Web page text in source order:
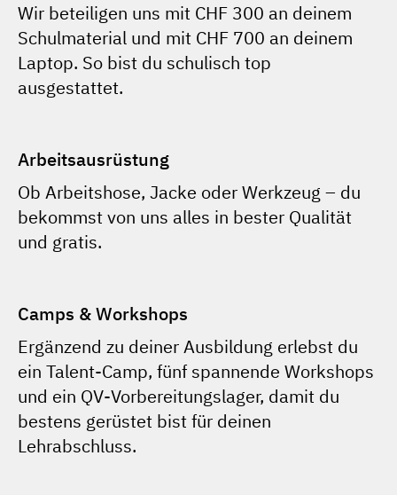
Wir beteiligen uns mit CHF 300 an deinem
Schulmaterial und mit CHF 700 an deinem
Laptop. So bist du schulisch top
ausgestattet.
Arbeitsausrüstung
Ob Arbeitshose, Jacke oder Werkzeug – du
bekommst von uns alles in bester Qualität
und gratis.
Camps & Workshops
Ergänzend zu deiner Ausbildung erlebst du
ein Talent-Camp, fünf spannende Workshops
und ein QV-Vorbereitungslager, damit du
bestens gerüstet bist für deinen
Lehrabschluss.